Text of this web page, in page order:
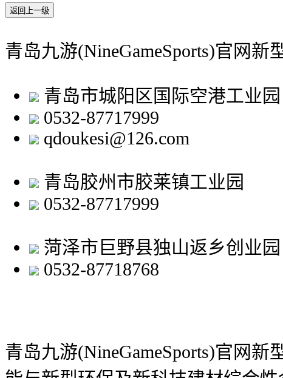
返回上一级
青岛九游(NineGameSports)官网新
青岛市城阳区国际空港工业园
0532-87717999
qdoukesi@126.com
青岛胶州市胶莱镇工业园
0532-87717999
菏泽市巨野县独山返乡创业园
0532-87718768
青岛九游(NineGameSports)官网新